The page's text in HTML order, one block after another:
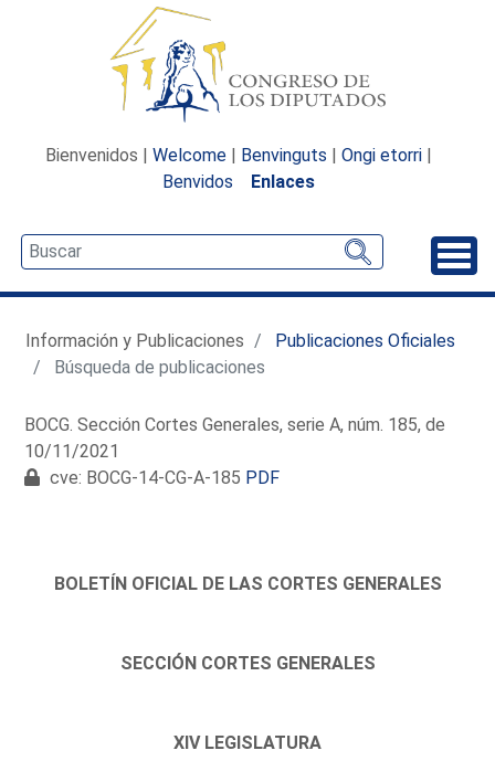
Bienvenidos | Welcome | Benvinguts | Ongi etorri |
Benvidos
Enlaces
Información y Publicaciones
Publicaciones Oficiales
Búsqueda de publicaciones
BOCG. Sección Cortes Generales, serie A, núm. 185, de
10/11/2021
cve: BOCG-14-CG-A-185 PDF
BOLETÍN OFICIAL DE LAS CORTES GENERALES
SECCIÓN CORTES GENERALES
XIV LEGISLATURA